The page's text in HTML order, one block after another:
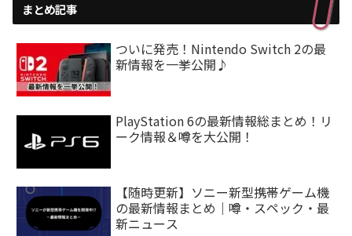
まとめ記事
ついに発売！Nintendo Switch 2の最
新情報を一挙公開♪
PlayStation 6の最新情報総まとめ！リ
ーク情報＆噂を大公開！
【随時更新】ソニー新型携帯ゲーム機
の最新情報まとめ｜噂・スペック・最
新ニュース